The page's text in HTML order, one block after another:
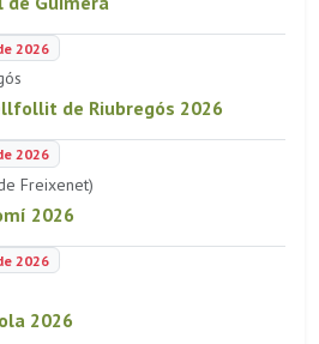
2026
de Riubregós 2026
2026
Freixenet)
2026
2026
2026